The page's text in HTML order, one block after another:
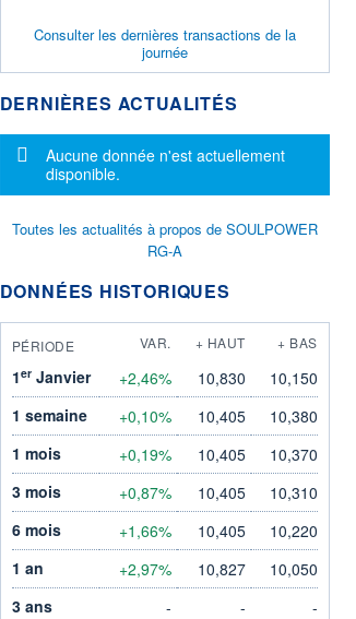
Consulter les dernières transactions de la
journée
DERNIÈRES ACTUALITÉS
Message d'information
Aucune donnée n'est actuellement
disponible.
Toutes les actualités à propos de SOULPOWER
RG-A
DONNÉES HISTORIQUES
PÉRIODE VAR. + HAUT + BAS
1erJanvier +2,46% 10,830
10,150
1 semaine
+0,10% 10,405
10,380
1 mois
+0,19% 10,405
10,370
3 mois
+0,87% 10,405
10,310
6 mois
+1,66% 10,405
10,220
1 an
+2,97% 10,827
10,050
3 ans
- -
-